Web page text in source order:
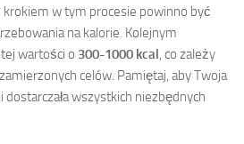
krokiem w tym procesie powinno być
na kalorie. Kolejnym
wartości o 300-1000 kcal, co zależy
celów. Pamiętaj, aby Twoja
dostarczała wszystkich niezbędnych